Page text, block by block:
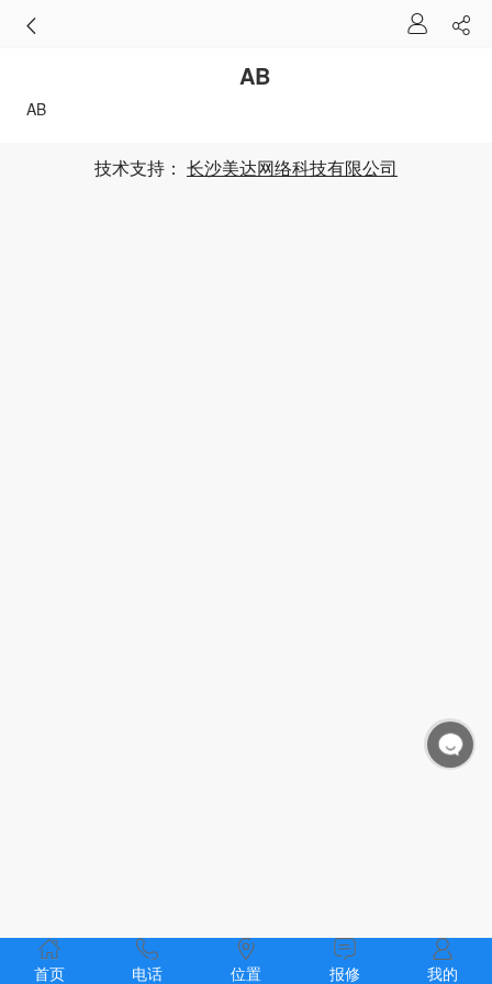
AB
AB
技术支持： 长沙美达网络科技有限公司
首页 电话 位置 报修 我的